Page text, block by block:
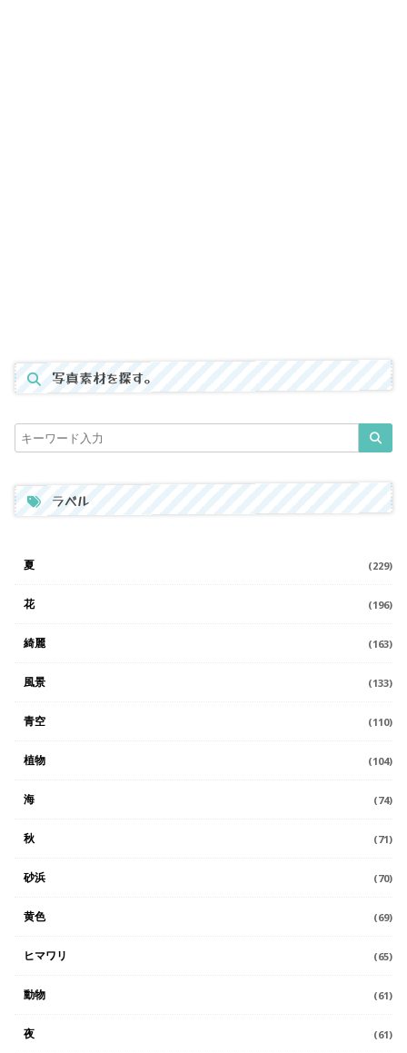
写真素材を探す。
ラベル
夏 (229)
花 (196)
綺麗 (163)
風景 (133)
青空 (110)
植物 (104)
海 (74)
秋 (71)
砂浜 (70)
黄色 (69)
ヒマワリ (65)
動物 (61)
夜 (61)